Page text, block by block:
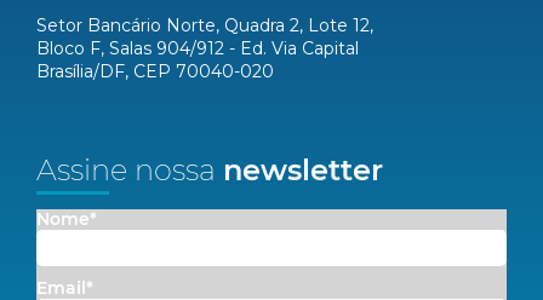
Setor Bancário Norte, Quadra 2, Lote 12,
Bloco F, Salas 904/912 - Ed. Via Capital
Brasília/DF, CEP 70040-020
Assine nossa newsletter
Nome*
Email*